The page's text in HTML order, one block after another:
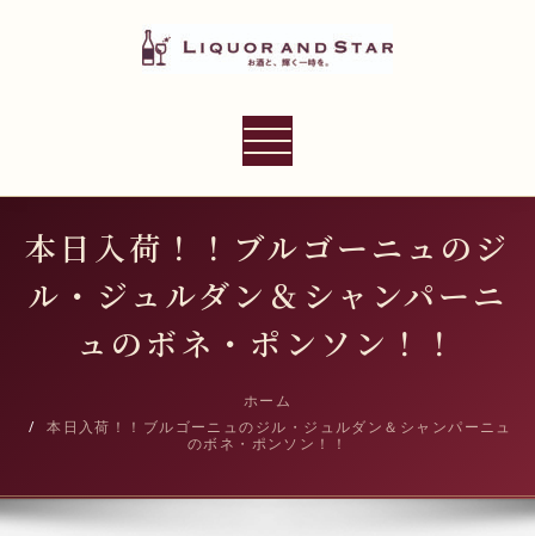
プ
LIQUOR AND STAR
ナ
ー
ョ
ン
り
替
本日入荷！！ブルゴーニュのジ
ル・ジュルダン＆シャンパーニ
ュのボネ・ポンソン！！
ホーム
本日入荷！！ブルゴーニュのジル・ジュルダン＆シャンパーニュ
のボネ・ポンソン！！